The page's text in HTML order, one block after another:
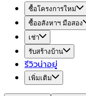
ซื้อโครงการใหม่
ซื้ออสังหาฯ มือสอง
เช่า
รับสร้างบ้าน
รีวิวน่าอยู่
เพิ่มเติม